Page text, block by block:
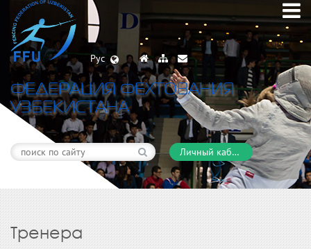
Рус
ФЕДЕРАЦИЯ ФЕХТОВАНИЯ
УЗБЕКИСТАНА
Личный кабинет
Тренера